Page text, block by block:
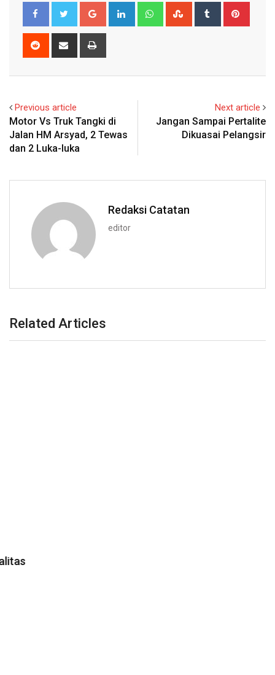
Google+ LinkedIn WhatsappStumbleUpon
Tumblr
Reddit
Share
Previous article
Motor Vs Truk Tangki di
Jalan HM Arsyad, 2 Tewas
dan 2 Luka-luka
Next article
Jangan Sampai Pertalite
Dikuasai Pelangsir
Redaksi Catatan
editor
Related Articles